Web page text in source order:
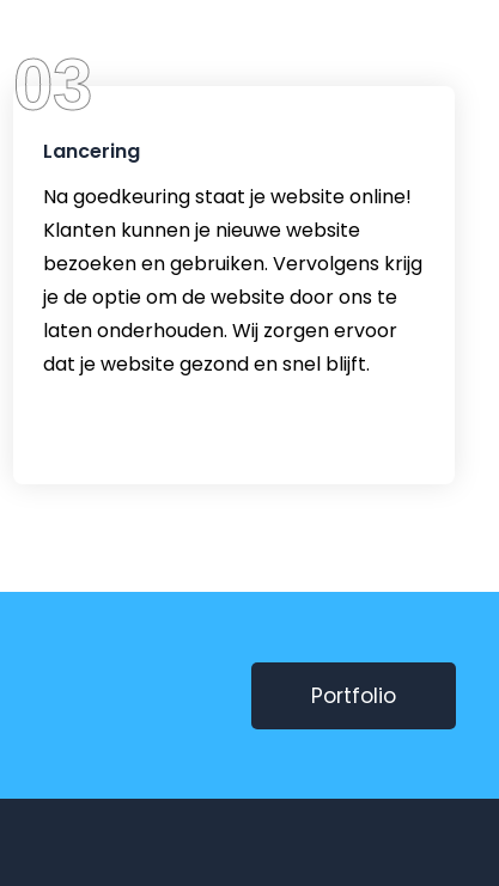
03
Lancering
Na goedkeuring staat je website online!
Klanten kunnen je nieuwe website
bezoeken en gebruiken. Vervolgens krijg
je de optie om de website door ons te
laten onderhouden. Wij zorgen ervoor
dat je website gezond en snel blijft.
Portfolio